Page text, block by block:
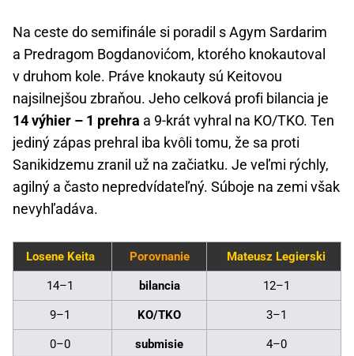
Na ceste do semifinále si poradil s Agym Sardarim
a Predragom Bogdanovićom, ktorého knokautoval
v druhom kole. Práve knokauty sú Keitovou
najsilnejšou zbraňou. Jeho celková profi bilancia je
14 výhier – 1 prehra a 9-krát vyhral na KO/TKO. Ten
jediný zápas prehral iba kvôli tomu, že sa proti
Sanikidzemu zranil už na začiatku. Je veľmi rýchly,
agilný a často nepredvídateľný. Súboje na zemi však
nevyhľadáva.
Losene Keita Porovnanie Mateusz Legierski
14–1 bilancia 12–1
9–1 KO/TKO 3–1
0–0 submisie 4–0